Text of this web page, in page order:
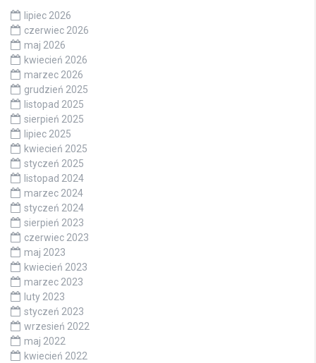
lipiec 2026
czerwiec 2026
maj 2026
kwiecień 2026
marzec 2026
grudzień 2025
listopad 2025
sierpień 2025
lipiec 2025
kwiecień 2025
styczeń 2025
listopad 2024
marzec 2024
styczeń 2024
sierpień 2023
czerwiec 2023
maj 2023
kwiecień 2023
marzec 2023
luty 2023
styczeń 2023
wrzesień 2022
maj 2022
kwiecień 2022